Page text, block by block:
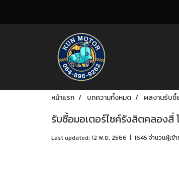
หน้าแรก บทความทั้งหมด ผลงานรับซื้
รับซื้อมอเตอร์ไซค์รังสิตคลองสี่
Last updated: 12 พ.ย. 2566 | 1645 จำนวนผู้เข้